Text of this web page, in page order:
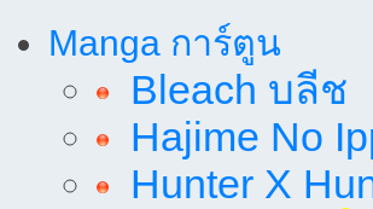
Manga การ์ตูน
Bleach บลีช
Hajime No
Hunter X